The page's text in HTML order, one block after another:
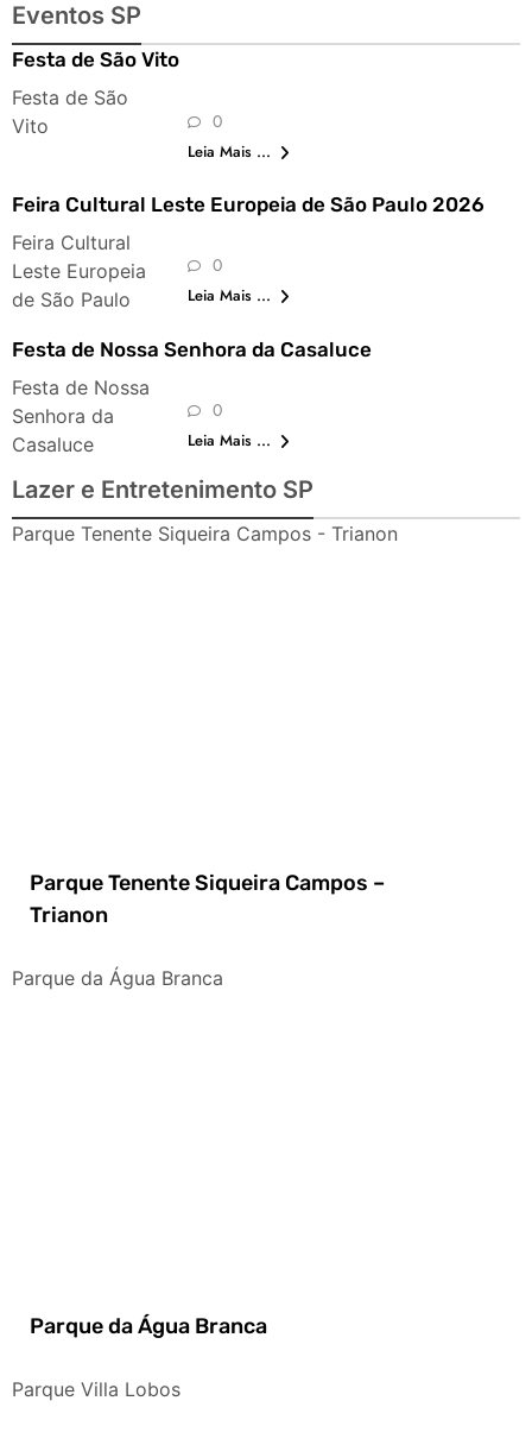
Eventos SP
Festa de São Vito
Festa de São
Vito
0
Leia Mais ...
Feira Cultural Leste Europeia de São Paulo 2026
Feira Cultural
Leste Europeia
de São Paulo
0
Leia Mais ...
Festa de Nossa Senhora da Casaluce
Festa de Nossa
Senhora da
Casaluce
0
Leia Mais ...
Lazer e Entretenimento SP
Parque Tenente Siqueira Campos - Trianon
Parque Tenente Siqueira Campos –
Trianon
Parque da Água Branca
Parque da Água Branca
Parque Villa Lobos